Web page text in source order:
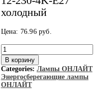
холодный
Цена: 76.96руб.
Количество
товара
Лампа
ОНЛАЙТ
71655
12W
В корзину
Categories: Лампы ОНЛАЙТ
Энергосберегающие лампы
ОНЛАЙТ